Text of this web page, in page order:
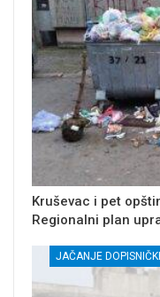
Kruševac i pet
Regionalni plan